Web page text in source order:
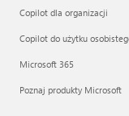
Copilot dla organizacji
Copilot do użytku
Microsoft 365
Poznaj produkty Microsoft